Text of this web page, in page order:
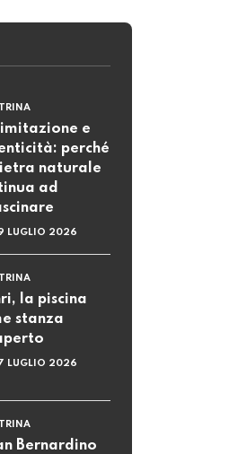
imitazione e
perché
naturale
ad
LUGLIO 2026
la piscina
stanza
LUGLIO 2026
Bernardino